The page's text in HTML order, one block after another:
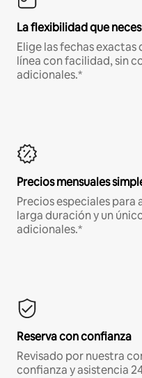
La flexibilidad que
Elige las fechas exactas
línea con facilidad, sin
adicionales.*
Precios mensuales
Precios especiales
larga duración y un
adicionales.*
Reserva con confianza
Revisado por nuestra
confianza y asistencia